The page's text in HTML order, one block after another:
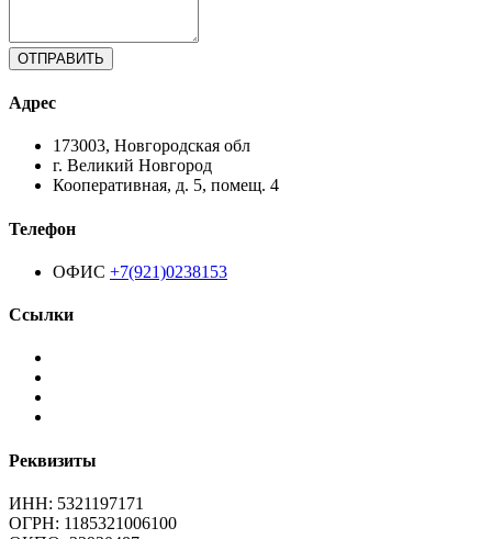
ОТПРАВИТЬ
Адрес
173003, Новгородская обл
г. Великий Новгород
Кооперативная, д. 5, помещ. 4
Телефон
ОФИС +7(921)0238153
Ссылки
Реквизиты
ИНН: 5321197171
ОГРН: 1185321006100